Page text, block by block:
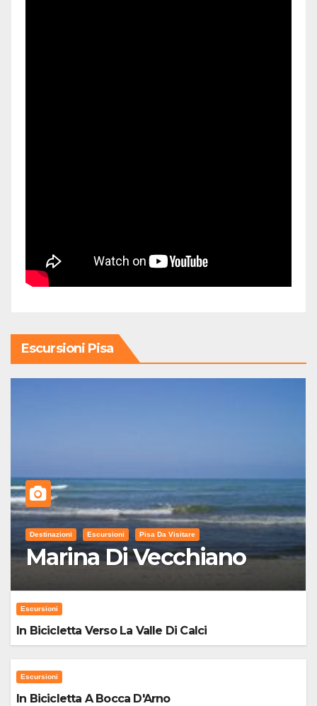
Escursioni Pisa
Destinazioni Escursioni Pisa Da Visitare
Marina Di Vecchiano
Escursioni
In Bicicletta Verso La Valle Di Calci
Escursioni
In Bicicletta A Bocca D'Arno